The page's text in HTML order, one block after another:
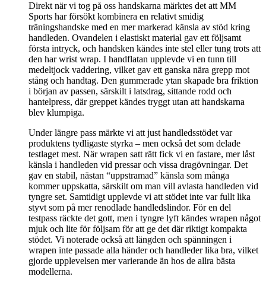
Direkt när vi tog på oss handskarna märktes det att MM
Sports har försökt kombinera en relativt smidig
träningshandske med en mer markerad känsla av stöd kring
handleden. Ovandelen i elastiskt material gav ett följsamt
första intryck, och handsken kändes inte stel eller tung trots att
den har wrist wrap. I handflatan upplevde vi en tunn till
medeltjock vaddering, vilket gav ett ganska nära grepp mot
stång och handtag. Den gummerade ytan skapade bra friktion
i början av passen, särskilt i latsdrag, sittande rodd och
hantelpress, där greppet kändes tryggt utan att handskarna
blev klumpiga.
Under längre pass märkte vi att just handledsstödet var
produktens tydligaste styrka – men också det som delade
testlaget mest. När wrapen satt rätt fick vi en fastare, mer låst
känsla i handleden vid pressar och vissa dragövningar. Det
gav en stabil, nästan “uppstramad” känsla som många
kommer uppskatta, särskilt om man vill avlasta handleden vid
tyngre set. Samtidigt upplevde vi att stödet inte var fullt lika
styvt som på mer renodlade handledslindor. För en del
testpass räckte det gott, men i tyngre lyft kändes wrapen något
mjuk och lite för följsam för att ge det där riktigt kompakta
stödet. Vi noterade också att längden och spänningen i
wrapen inte passade alla händer och handleder lika bra, vilket
gjorde upplevelsen mer varierande än hos de allra bästa
modellerna.